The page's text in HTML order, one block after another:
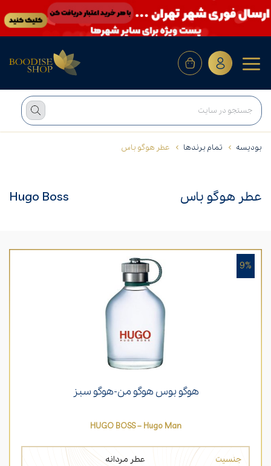
بودیسه تمام برندها عطر هوگو باس
عطر هوگو باس Hugo Boss
هوگو بوس هوگو من-هوگو سبز
HUGO BOSS – Hugo Man
جنسیت
عطر مردانه
9%